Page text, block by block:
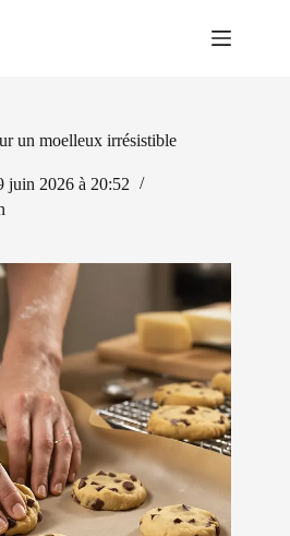
un moelleux irrésistible
juin 2026 à 20:52